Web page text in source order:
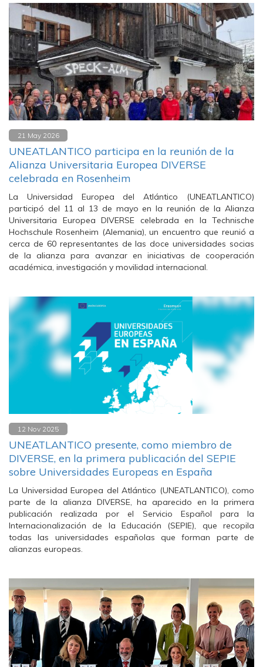
21 May 2026
UNEATLANTICO participa en la reunión de la
Alianza Universitaria Europea DIVERSE
celebrada en Rosenheim
La Universidad Europea del Atlántico (UNEATLANTICO)
participó del 11 al 13 de mayo en la reunión de la Alianza
Universitaria Europea DIVERSE celebrada en la Technische
Hochschule Rosenheim (Alemania), un encuentro que reunió a
cerca de 60 representantes de las doce universidades socias
de la alianza para avanzar en iniciativas de cooperación
académica, investigación y movilidad internacional.
12 Nov 2025
UNEATLANTICO presente, como miembro de
DIVERSE, en la primera publicación del SEPIE
sobre Universidades Europeas en España
La Universidad Europea del Atlántico (UNEATLANTICO), como
parte de la alianza DIVERSE, ha aparecido en la primera
publicación realizada por el Servicio Español para la
Internacionalización de la Educación (SEPIE), que recopila
todas las universidades españolas que forman parte de
alianzas europeas.